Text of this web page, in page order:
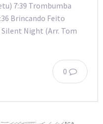
7:39 Trombumba
Brincando Feito
Night (Arr. Tom
0